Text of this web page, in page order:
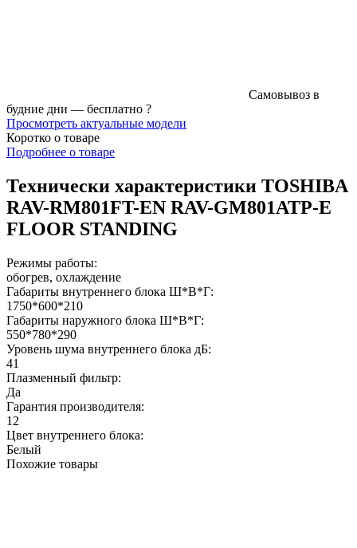
Самовывоз в
будние дни — бесплатно ?
Просмотреть актуальные модели
Коротко о товаре
Подробнее о товаре
Технически характеристики TOSHIBA
RAV-RM801FT-EN RAV-GM801ATP-E
FLOOR STANDING
Режимы работы:
обогрев, охлаждение
Габариты внутреннего блока Ш*В*Г:
1750*600*210
Габариты наружного блока Ш*В*Г:
550*780*290
Уровень шума внутреннего блока дБ:
41
Плазменный фильтр:
Да
Гарантия производителя:
12
Цвет внутреннего блока:
Белый
Похожие товары